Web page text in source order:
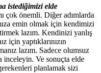
istediğimizi elde
çok önemli. Diğer adımlarda
emin olmak için kendimizi
lazım. Kendinizi yanlış
için yaptıklarınızın
lazım. Sadece olumsuz
inceleyin. Ve sonuçta elde
planlamak sizi